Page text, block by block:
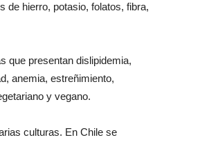
de hierro, potasio, folatos, fibra,
que presentan dislipidemia,
anemia, estreñimiento,
y vegano.
culturas. En Chile se